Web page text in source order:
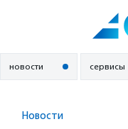
новости сервисы
Новости